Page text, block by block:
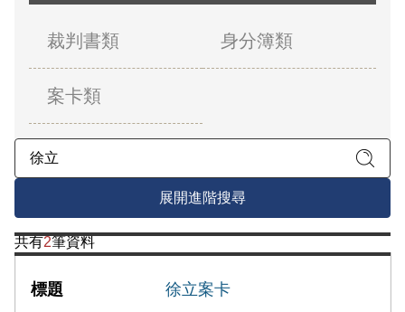
關於我們
意見信箱
裁判書類 身分簿類
案卡類
展開進階搜尋
共有2筆資料
徐立案卡